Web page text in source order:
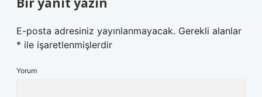
E-posta adresiniz yayınlanmayacak. Gerekli alanlar
* ile işaretlenmişlerdir
Yorum